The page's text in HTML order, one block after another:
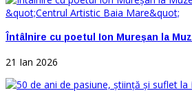
Întâlnire cu poetul Ion Mureșan la
21 Ian 2026